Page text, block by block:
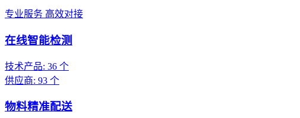
专业服务 高效对接
在线智能检测
技术产品: 36 个
供应商: 93 个
物料精准配送